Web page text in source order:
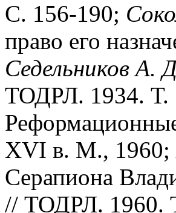
С. 156-190;
право его
Седельников А.
ТОДРЛ. 1934.
ХVI в. М., 1960;
Серапиона
// ТОДРЛ. 1960.